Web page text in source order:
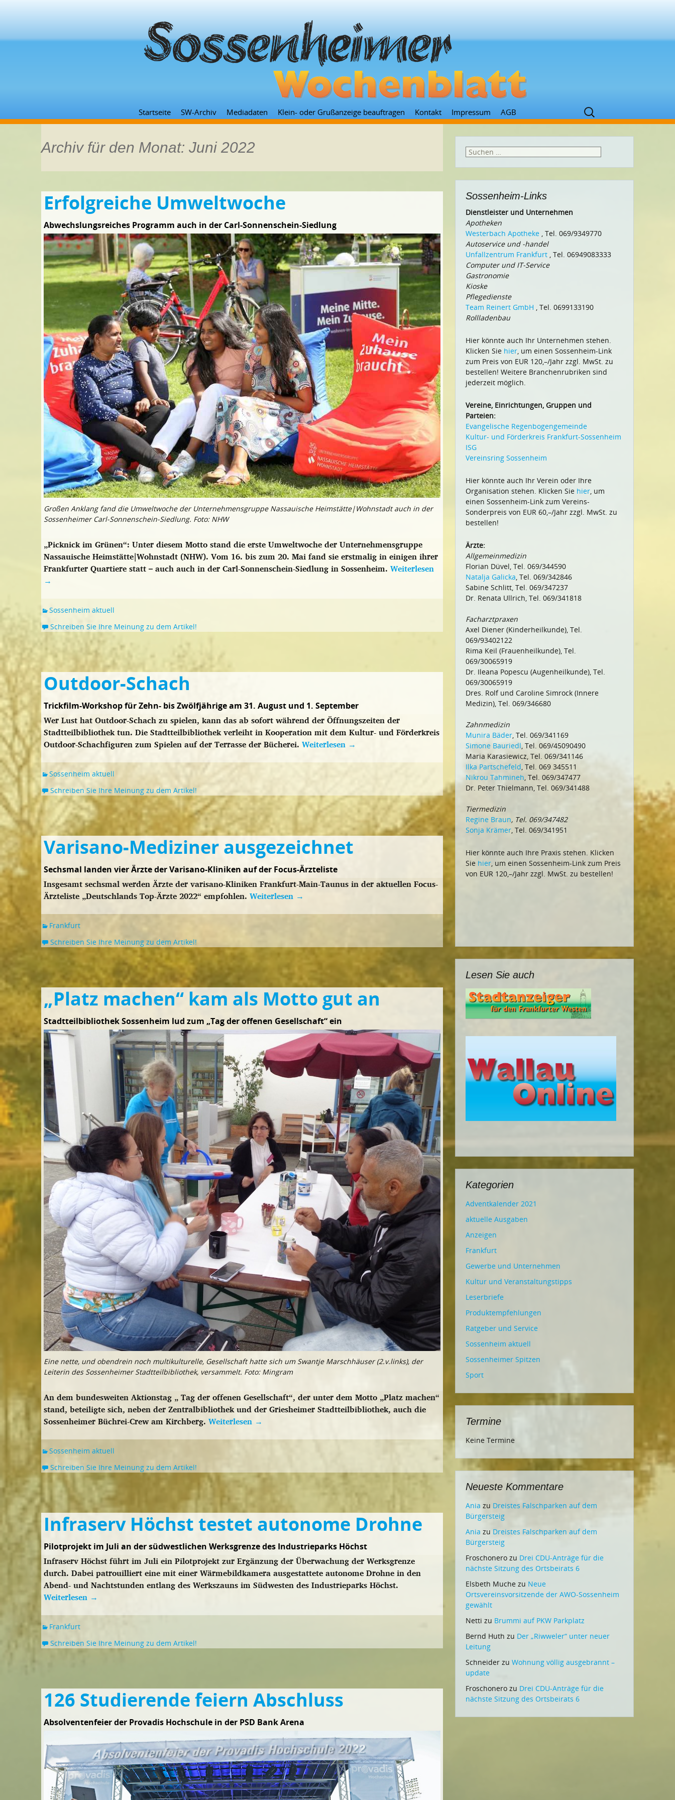
Zum
Inhalt
Startseite SW-Archiv Mediadaten Klein- oder Grußanzeige beauftragen Kontakt Impressum AGB
Suchen
nach:
Archiv für den Monat: Juni 2022
Erfolgreiche Umweltwoche
Abwechslungsreiches Programm auch in der Carl-Sonnenschein-Siedlung
Großen Anklang fand die Umweltwoche der Unternehmensgruppe Nassauische Heimstätte|Wohnstadt auch in der
Sossenheimer Carl-Sonnenschein-Siedlung. Foto: NHW
„Picknick im Grünen“: Unter diesem Motto stand die erste Umweltwoche der Unternehmensgruppe
Nassauische Heimstätte|Wohnstadt (NHW). Vom 16. bis zum 20. Mai fand sie erstmalig in einigen ihrer
Frankfurter Quartiere statt – auch auch in der Carl-Sonnenschein-Siedlung in Sossenheim. Weiterlesen
→
Sossenheim aktuell
Schreiben Sie Ihre Meinung zu dem Artikel!
Outdoor-Schach
Trickfilm-Workshop für Zehn- bis Zwölfjährige am 31. August und 1. September
Wer Lust hat Outdoor-Schach zu spielen, kann das ab sofort während der Öffnungszeiten der
Stadtteilbibliothek tun. Die Stadtteilbibliothek verleiht in Kooperation mit dem Kultur- und Förderkreis
Outdoor-Schachfiguren zum Spielen auf der Terrasse der Bücherei. Weiterlesen →
Sossenheim aktuell
Schreiben Sie Ihre Meinung zu dem Artikel!
Varisano-Mediziner ausgezeichnet
Sechsmal landen vier Ärzte der Varisano-Kliniken auf der Focus-Ärzteliste
Insgesamt sechsmal werden Ärzte der varisano-Kliniken Frankfurt-Main-Taunus in der aktuellen Focus-
Ärzteliste „Deutschlands Top-Ärzte 2022“ empfohlen. Weiterlesen →
Frankfurt
Schreiben Sie Ihre Meinung zu dem Artikel!
„Platz machen“ kam als Motto gut an
Stadtteilbibliothek Sossenheim lud zum „Tag der offenen Gesellschaft“ ein
Eine nette, und obendrein noch multikulturelle, Gesellschaft hatte sich um Swantje Marschhäuser (2.v.links), der
Leiterin des Sossenheimer Stadtteilbibliothek, versammelt. Foto: Mingram
An dem bundesweiten Aktionstag „ Tag der offenen Gesellschaft“, der unter dem Motto „Platz machen“
stand, beteiligte sich, neben der Zentralbibliothek und der Griesheimer Stadtteilbibliothek, auch die
Sossenheimer Büchrei-Crew am Kirchberg. Weiterlesen →
Sossenheim aktuell
Schreiben Sie Ihre Meinung zu dem Artikel!
Infraserv Höchst testet autonome Drohne
Pilotprojekt im Juli an der südwestlichen Werksgrenze des Industrieparks Höchst
Infraserv Höchst führt im Juli ein Pilotprojekt zur Ergänzung der Überwachung der Werksgrenze
durch. Dabei patrouilliert eine mit einer Wärmebildkamera ausgestattete autonome Drohne in den
Abend- und Nachtstunden entlang des Werkszauns im Südwesten des Industrieparks Höchst.
Weiterlesen →
Frankfurt
Schreiben Sie Ihre Meinung zu dem Artikel!
126 Studierende feiern Abschluss
Absolventenfeier der Provadis Hochschule in der PSD Bank Arena
Suchen
Sossenheim-Links
Dienstleister und Unternehmen
Apotheken
Westerbach Apotheke , Tel. 069/9349770
Autoservice und -handel
Unfallzentrum Frankfurt , Tel. 06949083333
Computer und IT-Service
Gastronomie
Kioske
Pflegedienste
Team Reinert GmbH , Tel. 0699133190
Rollladenbau
Hier könnte auch Ihr Unternehmen stehen.
Klicken Sie hier, um einen Sossenheim-Link
zum Preis von EUR 120,–/Jahr zzgl. MwSt. zu
bestellen! Weitere Branchenrubriken sind
jederzeit möglich.
Vereine, Einrichtungen, Gruppen und
Parteien:
Evangelische Regenbogengemeinde
Kultur- und Förderkreis Frankfurt-Sossenheim
ISG
Vereinsring Sossenheim
Hier könnte auch Ihr Verein oder Ihre
Organisation stehen. Klicken Sie hier, um
einen Sossenheim-Link zum Vereins-
Sonderpreis von EUR 60,–/Jahr zzgl. MwSt. zu
bestellen!
Ärzte:
Allgemeinmedizin
Florian Düvel, Tel. 069/344590
Natalja Galicka, Tel. 069/342846
Sabine Schlitt, Tel. 069/347237
Dr. Renata Ullrich, Tel. 069/341818
Facharztpraxen
Axel Diener (Kinderheilkunde), Tel.
069/93402122
Rima Keil (Frauenheilkunde), Tel.
069/30065919
Dr. Ileana Popescu (Augenheilkunde), Tel.
069/30065919
Dres. Rolf und Caroline Simrock (Innere
Medizin), Tel. 069/346680
Zahnmedizin
Munira Bäder, Tel. 069/341169
Simone Bauriedl, Tel. 069/45090490
Maria Karasiewicz, Tel. 069/341146
Ilka Partschefeld, Tel. 069 345511
Nikrou Tahmineh, Tel. 069/347477
Dr. Peter Thielmann, Tel. 069/341488
Tiermedizin
Regine Braun, Tel. 069/347482
Sonja Krämer, Tel. 069/341951
Hier könnte auch Ihre Praxis stehen. Klicken
Sie hier, um einen Sossenheim-Link zum Preis
von EUR 120,–/Jahr zzgl. MwSt. zu bestellen!
Lesen Sie auch
Kategorien
Adventkalender 2021
aktuelle Ausgaben
Anzeigen
Frankfurt
Gewerbe und Unternehmen
Kultur und Veranstaltungstipps
Leserbriefe
Produktempfehlungen
Ratgeber und Service
Sossenheim aktuell
Sossenheimer Spitzen
Sport
Termine
Keine Termine
Neueste Kommentare
Ania zu Dreistes Falschparken auf dem
Bürgersteig
Ania zu Dreistes Falschparken auf dem
Bürgersteig
Froschonero zu Drei CDU-Anträge für die
nächste Sitzung des Ortsbeirats 6
Elsbeth Muche zu Neue
Ortsvereinsvorsitzende der AWO-Sossenheim
gewählt
Netti zu Brummi auf PKW Parkplatz
Bernd Huth zu Der „Riwweler“ unter neuer
Leitung
Schneider zu Wohnung völlig ausgebrannt –
update
Froschonero zu Drei CDU-Anträge für die
nächste Sitzung des Ortsbeirats 6